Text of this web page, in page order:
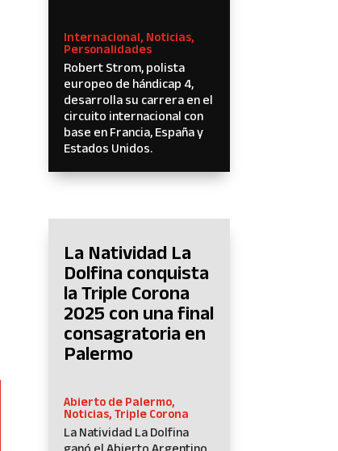
Internacional, Noticias,
Personalidades
Robert Strom, polista
europeo de hándicap 4,
desarrolla su carrera en el
circuito internacional con
base en Francia, España y
Estados Unidos.
La Natividad La
Dolfina conquista
la Triple Corona
2025 con una final
consagratoria en
Palermo
Abierto de Palermo,
Noticias,Triple Corona
La Natividad La Dolfina
ganó el Abierto Argentino